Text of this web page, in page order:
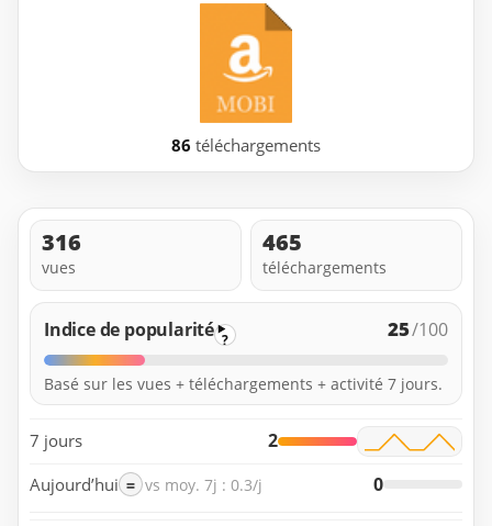
86 téléchargements
316
vues
465
téléchargements
Indice de popularité ? 25/100
Basé sur les vues + téléchargements + activité 7 jours.
7 jours 2
Aujourd’hui = vs moy. 7j : 0.3/j 0